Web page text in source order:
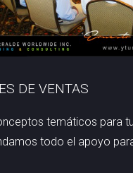
DE VENTAS
temáticos para
todo el apoyo